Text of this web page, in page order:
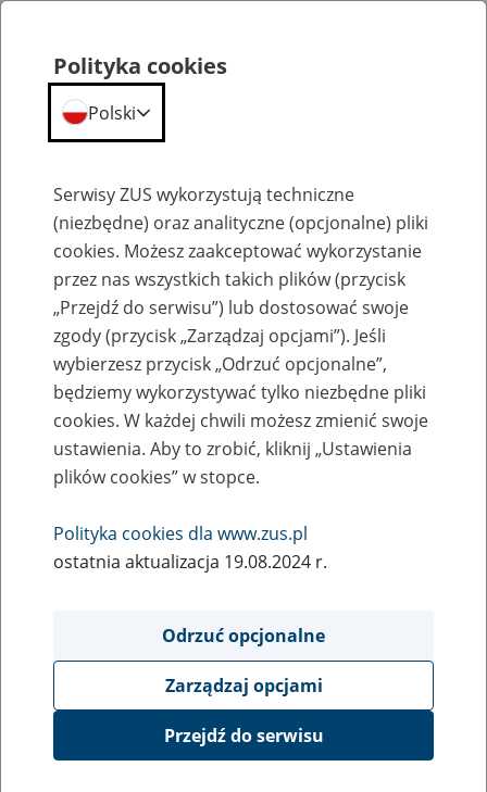
Aktualności
"ZUS dla Ciebie" ponownie w radiu
23
Od dziś przez cztery dni w tygodniu, rano i
wieczorem, będziemy informować o tym co ważne,
ale i ciekawe w systemie ubezpieczeń społecznych.
Emitowany od dziś na antenie radiowej Jedynki kolejny
Polityka cookies
Polski
Serwisy ZUS wykorzystują techniczne
(niezbędne) oraz analityczne (opcjonalne) pliki
cookies. Możesz zaakceptować wykorzystanie
przez nas wszystkich takich plików (przycisk
„Przejdź do serwisu”) lub dostosować swoje
zgody (przycisk „Zarządzaj opcjami”). Jeśli
wybierzesz przycisk „Odrzuć opcjonalne”,
będziemy wykorzystywać tylko niezbędne pliki
cookies. W każdej chwili możesz zmienić swoje
ustawienia. Aby to zrobić, kliknij „Ustawienia
plików cookies” w stopce.
Polityka cookies dla www.zus.pl
ostatnia aktualizacja 19.08.2024 r.
Odrzuć opcjonalne
Zarządzaj opcjami
Przejdź do serwisu